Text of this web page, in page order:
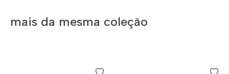
mais da mesma coleção